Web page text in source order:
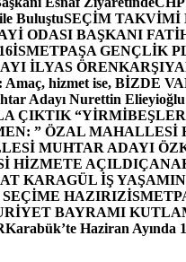
BuluştuSEÇİM TAKVİMİ
ODASI BAŞKANI
İSMETPAŞA GENÇLİK
İLYAS ÖREN
Amaç, hizmet ise, BİZDE
Adayı Nurettin
ÇIKTIK “
” ÖZAL MAHALLESİ
MUHTAR ADAYI
HİZMETE AÇILDI
KARAGÜL İŞ
HAZIRIZ
BAYRAMI
Karabük’te Haziran Ayında